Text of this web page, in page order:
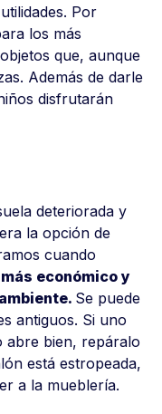
Por
los más
que, aunque
Además de darle
disfrutarán
deteriorada y
la opción de
cuando
más económico y
Se puede
antiguos. Si uno
abre bien, repáralo
está estropeada,
a la mueblería.